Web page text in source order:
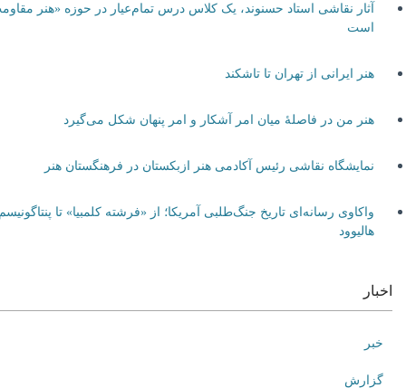
آثار نقاشی استاد حسنوند، یک کلاس درس تمام‌عیار در حوزه «هنر
است
هنر ایرانی از تهران تا تاشکند
هنر من در فاصلۀ میان امر آشکار و امر پنهان شکل می‌گیرد
نمایشگاه نقاشی رئیس آکادمی هنر ازبکستان در فرهنگستان هنر
واکاوی رسانه‌ای تاریخ جنگ‌طلبی آمریکا؛ از «فرشته کلمبیا» تا پنتاگونیسم
هالیوود
اخبار
خبر
گزارش